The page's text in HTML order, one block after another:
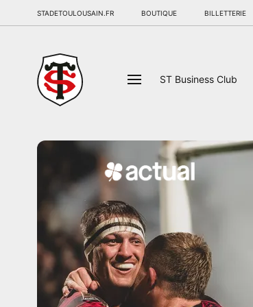
STADETOULOUSAIN.FR BOUTIQUE BILLETTERIE
ST Business Club